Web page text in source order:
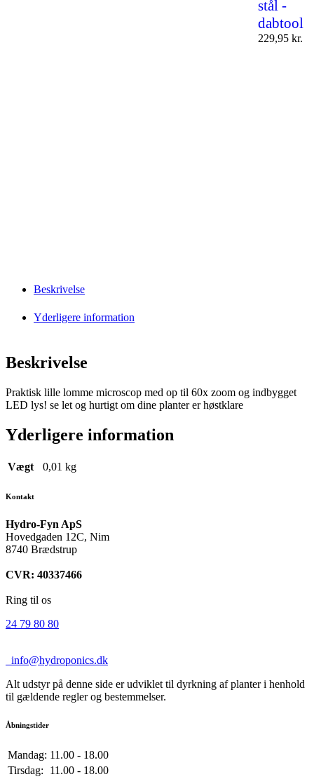
stål -
dabtool
229,95 kr.
Beskrivelse
Yderligere information
Beskrivelse
Praktisk lille lomme microscop med op til 60x zoom og indbygget
LED lys! se let og hurtigt om dine planter er høstklare
Yderligere information
Vægt 0,01 kg
Kontakt
Hydro-Fyn ApS
Hovedgaden 12C, Nim
8740 Brædstrup
CVR: 40337466
Ring til os
24 79 80 80
info@hydroponics.dk
Alt udstyr på denne side er udviklet til dyrkning af planter i henhold
til gældende regler og bestemmelser.
Åbningstider
Mandag: 11.00 - 18.00
Tirsdag:
11.00 - 18.00